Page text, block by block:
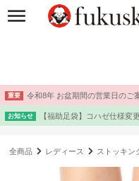
重要 令和8年 お盆期間の営業日のご
お知らせ 【福助足袋】コハゼ仕様変
全商品 レディース ストッキン